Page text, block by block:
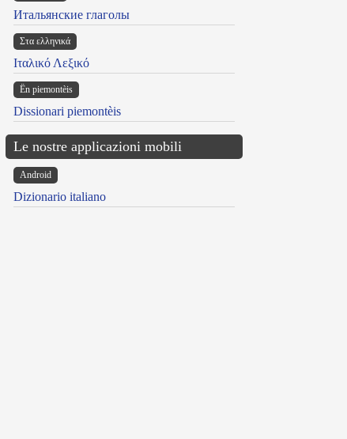
Итальянские глаголы
Στα ελληνικά
Ιταλικό Λεξικό
Ën piemontèis
Dissionari piemontèis
Le nostre applicazioni mobili
Android
Dizionario italiano